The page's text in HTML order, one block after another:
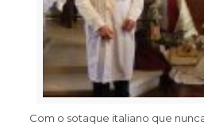
Com o sotaque italiano que